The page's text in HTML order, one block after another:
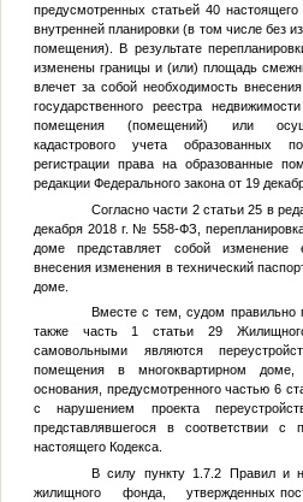
предусмотренных статьей 40
внутренней планировки (в том числе без
помещения). В результате
изменены границы и (или) площадь
влечет за собой необходимость
государственного реестра
помещения (помещений) или
кадастрового учета образованных
регистрации права на образованные
редакции Федерального закона от 19
Согласно части 2 статьи 25 в
декабря 2018 г. № 558-ФЗ,
доме представляет собой изменение
внесения изменения в технический
доме.
Вместе с тем, судом правильно
также часть 1 статьи 29
самовольными являются
помещения в многоквартирном доме,
основания, предусмотренного частью 6
с нарушением проекта
представлявшегося в соответствии
настоящего Кодекса.
В силу пункту 1.7.2 Правил и
жилищного фонда, утвержденных